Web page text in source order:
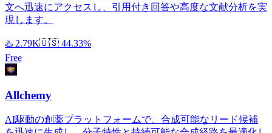
文へ迅速にアクセスし、引用付き回答や高度な文献分析を実
現します。
♨️ 2.79K🇺🇸 44.33%
Free
Allchemy
AI駆動の創薬プラットフォームで、合成可能なリード候補